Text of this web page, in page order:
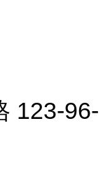
123-96-